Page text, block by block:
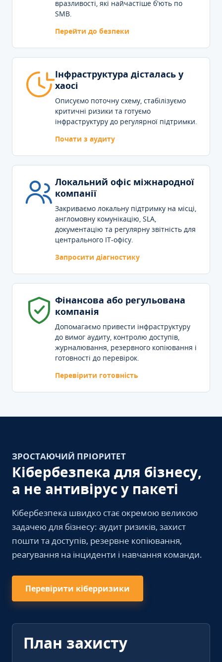
вразливості, які найчастіше б'ють по
SMB.
Перейти до безпеки
Інфраструктура дісталась у
хаосі
Описуємо поточну схему, стабілізуємо
критичні ризики та готуємо
інфраструктуру до регулярної підтримки.
Почати з аудиту
Локальний офіс міжнародної
компанії
Закриваємо локальну підтримку на місці,
англомовну комунікацію, SLA,
документацію та регулярну звітність для
центрального IT-офісу.
Запросити діагностику
Фінансова або регульована
компанія
Допомагаємо привести інфраструктуру
до вимог аудиту, контролю доступів,
журналювання, резервного копіювання і
готовності до перевірок.
Перевірити готовність
ЗРОСТАЮЧИЙ ПРІОРИТЕТ
Кібербезпека для бізнесу,
а не антивірус у пакеті
Кібербезпека швидко стає окремою великою
задачею для бізнесу: аудит ризиків, захист
пошти та доступів, резервне копіювання,
реагування на інциденти і навчання команди.
Перевірити кіберризики
План захисту